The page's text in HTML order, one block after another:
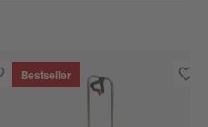
Bestseller